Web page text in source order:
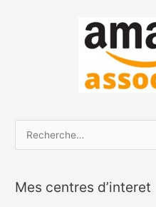
h
Mes centres d’interet